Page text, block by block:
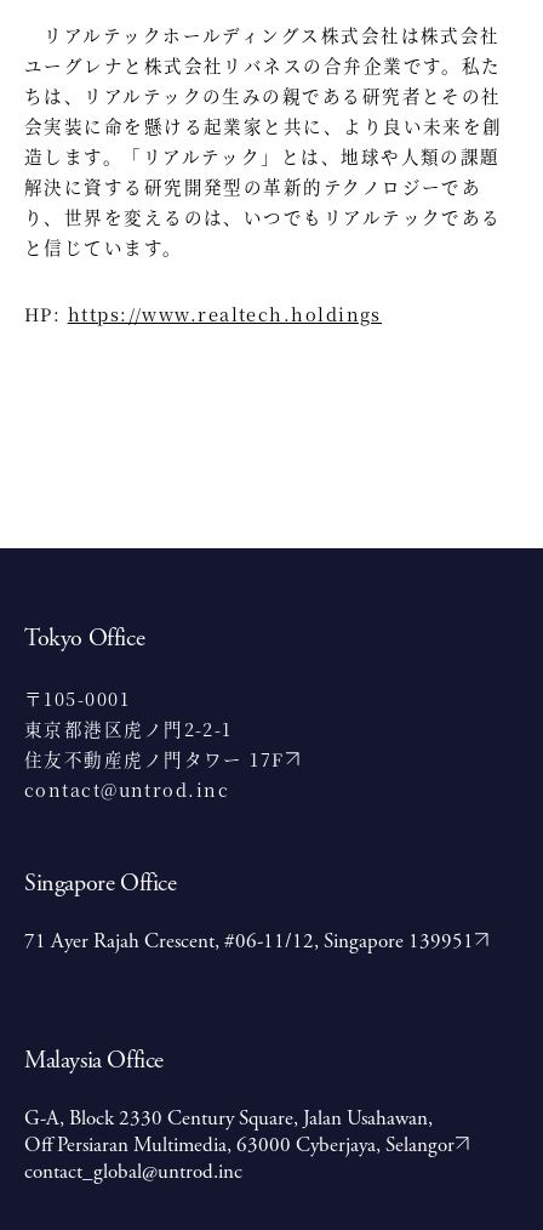
リアルテックホールディングス株式会社は株式会社
ユーグレナと株式会社リバネスの合弁企業です。私た
ちは、リアルテックの生みの親である研究者とその社
会実装に命を懸ける起業家と共に、より良い未来を創
造します。「リアルテック」とは、地球や人類の課題
解決に資する研究開発型の革新的テクノロジーであ
り、世界を変えるのは、いつでもリアルテックである
と信じています。
HP: https://www.realtech.holdings
Tokyo Office
〒105-0001
東京都港区虎ノ門2-2-1
住友不動産虎ノ門タワー 17F
contact@untrod.inc
Singapore Office
71 Ayer Rajah Crescent, #06-11/12, Singapore 139951
Malaysia Office
G-A, Block 2330 Century Square, Jalan Usahawan,
Off Persiaran Multimedia, 63000 Cyberjaya, Selangor
contact_global@untrod.inc